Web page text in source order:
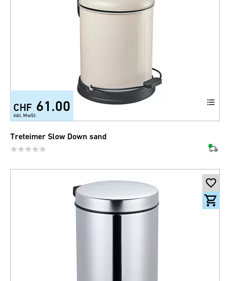
CHF 61.00
inkl. MwSt.
Treteimer Slow Down sand